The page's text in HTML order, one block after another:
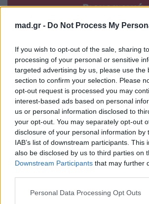
mad.gr - Do Not Process My
If you wish to opt-out of the sale, sharing
processing of your personal or sensitive
targeted advertising by us, please use the
section to confirm your selection. Please
opt-out request is processed you may
interest-based ads based on personal
us or personal information disclosed to
your opt-out. You may separately opt-out
disclosure of your personal information by
IAB’s list of downstream participants. This
also be disclosed by us to third parties on
Downstream Participants that may further
Personal Data Processing Opt Outs
Βιογραφικά
Ελλήνων
με πληροφορίες
δισκογραφία,
και σημαντικές
τους στην
μουσική σκηνή
Δες επίσης